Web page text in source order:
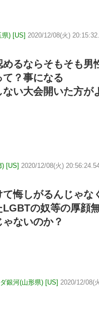
県) [US] 2020/12/08(火)
めるならそもそも男
て？事になる
ない大会開いた方が
) [US] 2020/12/08(火)
て悔しがるんじゃな
LGBTの奴等の厚顔
ないのか？
銀河(山形県) [US] 2020/12/08(